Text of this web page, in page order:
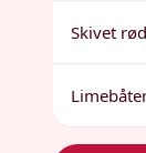
Skivet